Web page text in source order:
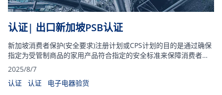
认证| 出口新加坡PSB认证
新加坡消费者保护(安全要求)注册计划或CPS计划的目的是通过确保
指定为受管制商品的家用产品符合指定的安全标准来保障消费者的
利益。
2025/8/7
认证
认证 电子电器验货